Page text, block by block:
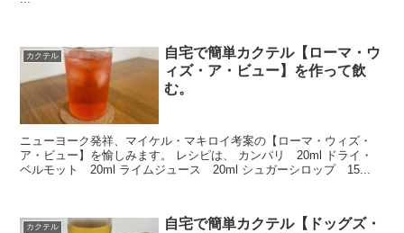
カクテル
自宅で簡単カクテル【ローマ・ウ
ィズ・ア・ビュー】を作って飲
む。
ニューヨーク発祥、マイケル・マキロイ考案の【ローマ・ウィズ・
ア・ビュー】を愉しみます。 レシピは、 カンパリ 20ml ドライ・
ベルモット 20ml ライムジュース 20ml シュガーシロップ 15...
カクテル
自宅で簡単カクテル【ドッグズ・